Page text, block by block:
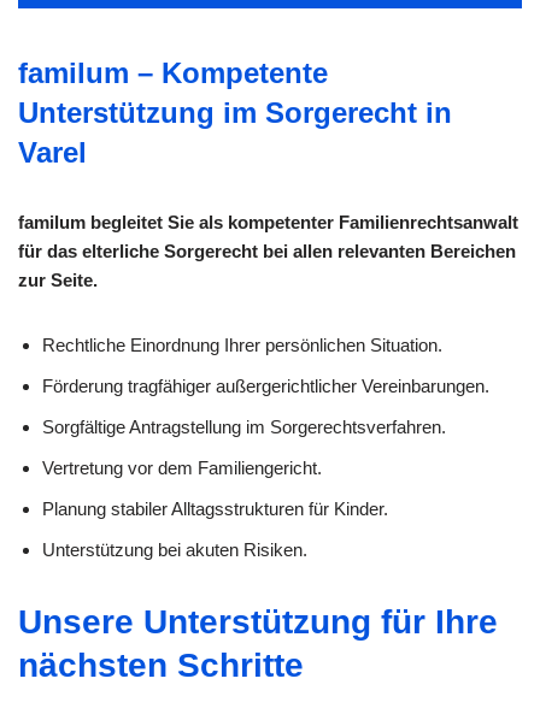
familum – Kompetente
Unterstützung im Sorgerecht in
Varel
familum begleitet Sie als kompetenter Familienrechtsanwalt
für das elterliche Sorgerecht bei allen relevanten Bereichen
zur Seite.
Rechtliche Einordnung Ihrer persönlichen Situation.
Förderung tragfähiger außergerichtlicher Vereinbarungen.
Sorgfältige Antragstellung im Sorgerechtsverfahren.
Vertretung vor dem Familiengericht.
Planung stabiler Alltagsstrukturen für Kinder.
Unterstützung bei akuten Risiken.
Unsere Unterstützung für Ihre
nächsten Schritte